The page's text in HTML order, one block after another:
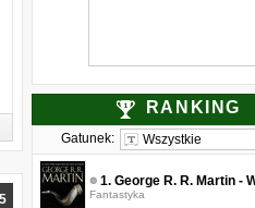
RANKING
Gatunek: Wszystkie
1. George R. R. Martin -
Fantastyka